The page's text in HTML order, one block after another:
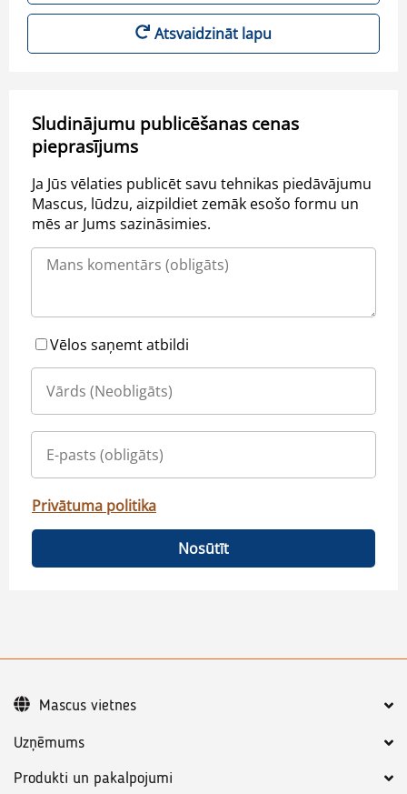
Atsvaidzināt lapu
Sludinājumu publicēšanas cenas
pieprasījums
Ja Jūs vēlaties publicēt savu tehnikas piedāvājumu
Mascus, lūdzu, aizpildiet zemāk esošo formu un
mēs ar Jums sazināsimies.
Vēlos saņemt atbildi
Privātuma politika
Nosūtīt
Uzņēmums
Produkti un pakalpojumi
Mascus vietnes